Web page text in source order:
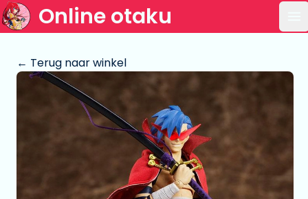
Online otaku
← Terug naar winkel